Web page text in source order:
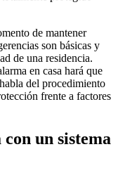
de mantener
son básicas y
de una residencia.
en casa hará que
del procedimiento
frente a factores
un sistema